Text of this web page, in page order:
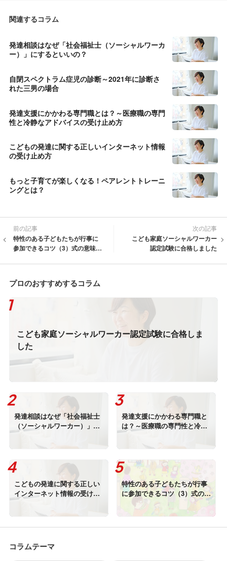
関連するコラム
発達相談はなぜ「社会福祉士（ソーシャルワーカ
ー）」にするといいの？
自閉スペクトラム症児の診断～2021年に診断さ
れた三男の場合
発達支援にかかわる専門職とは？～医療職の専門
性と冷静なアドバイスの受け止め方
こどもの発達に関する正しいインターネット情報
の受け止め方
もっと子育てが楽しくなる！ペアレントトレーニ
ングとは？
前の記事
特性のある子どもたちが行事に
参加できるコツ（3）式の意味が
次の記事
こども家庭ソーシャルワーカー
認定試験に合格しました
プロのおすすめするコラム
こども家庭ソーシャルワーカー認定試験に合格しま
した
発達相談はなぜ「社会福祉士
（ソーシャルワーカー）」に
発達支援にかかわる専門職と
は？～医療職の専門性と冷静
こどもの発達に関する正しい
インターネット情報の受け止
め方
特性のある子どもたちが行事
に参加できるコツ（3）式の意
味がまだ分からず動いてしま
うお子さまの支援
コラムテーマ